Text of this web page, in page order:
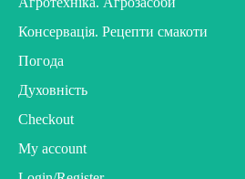
Консервація. Рецепти смакоти
Погода
Духовність
Checkout
My account